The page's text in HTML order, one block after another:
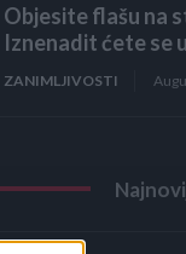
Objesite flašu na
Iznenadit ćete se
ZANIMLJIVOSTI